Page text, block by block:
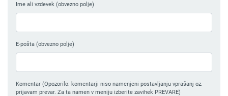
Ime ali vzdevek (obvezno polje)
E-pošta (obvezno polje)
Komentar (Opozorilo: komentarji niso namenjeni postavljanju vprašanj oz.
prijavam prevar. Za ta namen v meniju izberite zavihek PREVARE)